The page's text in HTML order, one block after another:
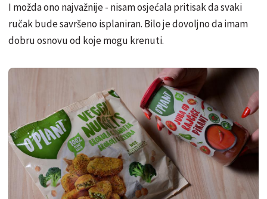
I možda ono najvažnije - nisam osjećala pritisak da svaki
ručak bude savršeno isplaniran. Bilo je dovoljno da imam
dobru osnovu od koje mogu krenuti.